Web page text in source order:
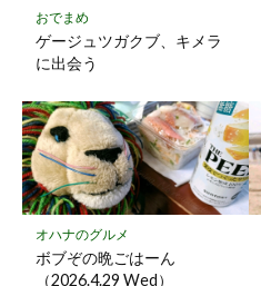
存
おでまめ
ゲージュツガクブ、キメラ
に出会う
オハナのグルメ
ボブぞの晩ごはーん
（2026.4.29 Wed）